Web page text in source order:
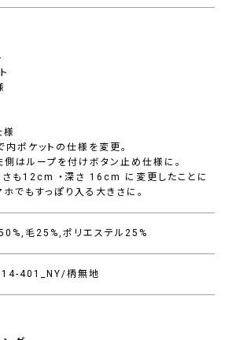
様
内ポケットの仕様を変更。
側はループを付けボタン止め仕様に。
さも12cm ・深さ 16cm に変更したことに
でもすっぽり入る大きさに。
毛25%,ポリエステル25%
401_NY/柄無地